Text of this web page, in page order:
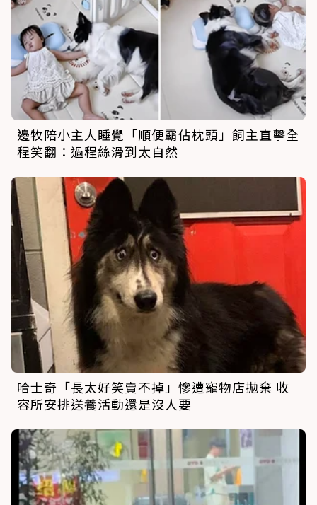
邊牧陪小主人睡覺「順便霸佔枕頭」飼主直擊全
程笑翻：過程絲滑到太自然
哈士奇「長太好笑賣不掉」慘遭寵物店拋棄 收
容所安排送養活動還是沒人要